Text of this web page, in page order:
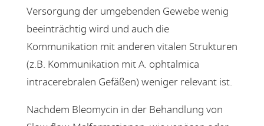
Versorgung der umgebenden Gewebe wenig
beeinträchtig wird und auch die
Kommunikation mit anderen vitalen Strukturen
(z.B. Kommunikation mit A. ophtalmica
intracerebralen Gefäßen) weniger relevant ist.
Nachdem Bleomycin in der Behandlung von